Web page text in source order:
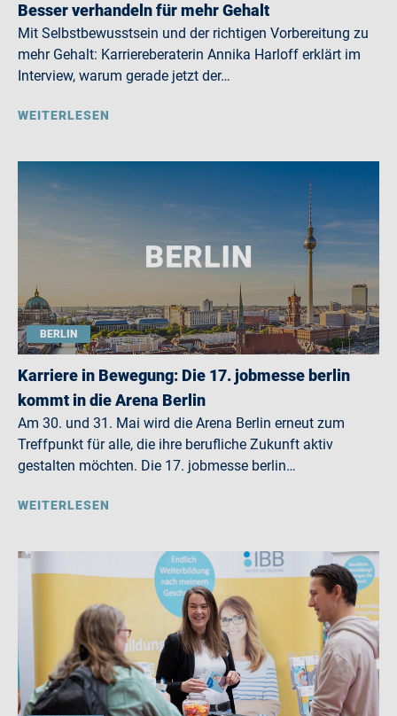
Besser verhandeln für mehr Gehalt
Mit Selbstbewusstsein und der richtigen Vorbereitung zu
mehr Gehalt: Karriereberaterin Annika Harloff erklärt im
Interview, warum gerade jetzt der…
WEITERLESEN
BERLIN
Karriere in Bewegung: Die 17. jobmesse berlin
kommt in die Arena Berlin
Am 30. und 31. Mai wird die Arena Berlin erneut zum
Treffpunkt für alle, die ihre berufliche Zukunft aktiv
gestalten möchten. Die 17. jobmesse berlin…
WEITERLESEN